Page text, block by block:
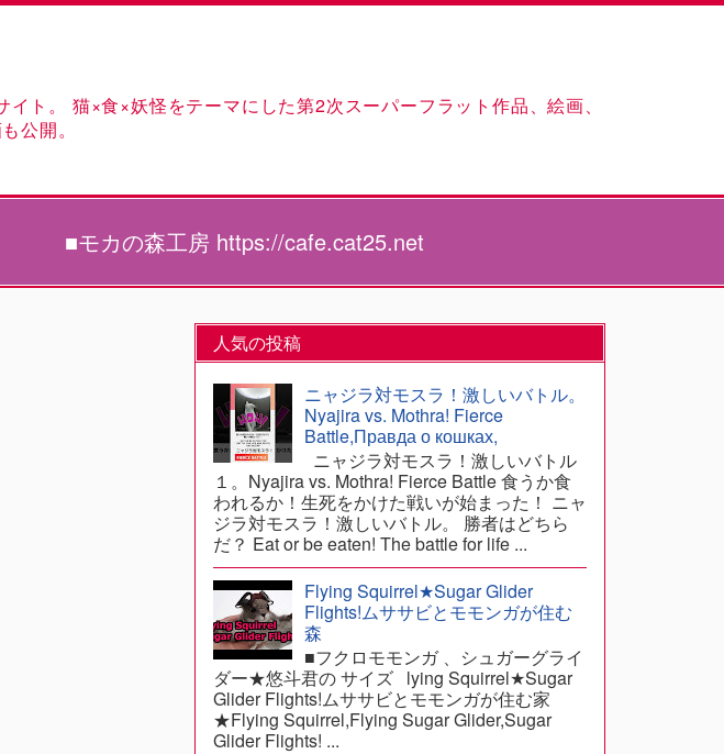
ト。 猫×食×妖怪をテーマにした第2次スーパーフラット作品、絵画、
公開。
■モカの森工房 https://cafe.cat25.net
人気の投稿
ニャジラ対モスラ！激しいバトル。
Nyajira vs. Mothra! Fierce
Battle,Правда о кошках,
ニャジラ対モスラ！激しいバトル
１。Nyajira vs. Mothra! Fierce Battle 食うか食
われるか！生死をかけた戦いが始まった！ ニャ
ジラ対モスラ！激しいバトル。 勝者はどちら
だ？ Eat or be eaten! The battle for life ...
Flying Squirrel★Sugar Glider
Flights!ムササビとモモンガが住む
森
■フクロモモンガ 、シュガーグライ
ダー★悠斗君の サイズ lying Squirrel★Sugar
Glider Flights!ムササビとモモンガが住む家
★Flying Squirrel,Flying Sugar Glider,Sugar
Glider Flights! ...